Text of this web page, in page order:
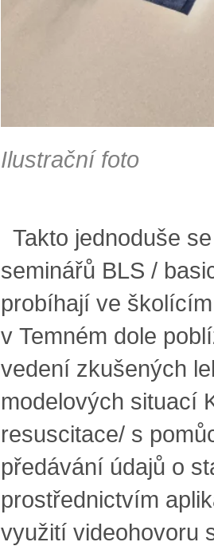
Ilustrační foto
Takto jednoduše
seminářů BLS /
probíhají ve
v Temném dole
vedení zkušených
modelových situací
resuscitace/ s
předávání údajů o
prostřednictvím
využití videohovoru